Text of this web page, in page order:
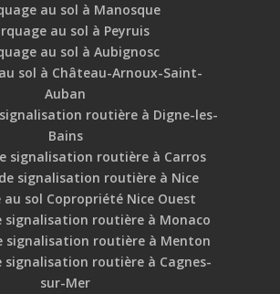
au sol à Manosque
au sol à Peyruis
au sol à Aubignosc
sol à Château-Arnoux-Saint-
Auban
routière à Digne-les-
Bains
signalisation routière à Carros
signalisation routière à Nice
au sol Copropriété Nice Ouest
signalisation routière à Monaco
signalisation routière à Menton
signalisation routière à Cagnes-
sur-Mer